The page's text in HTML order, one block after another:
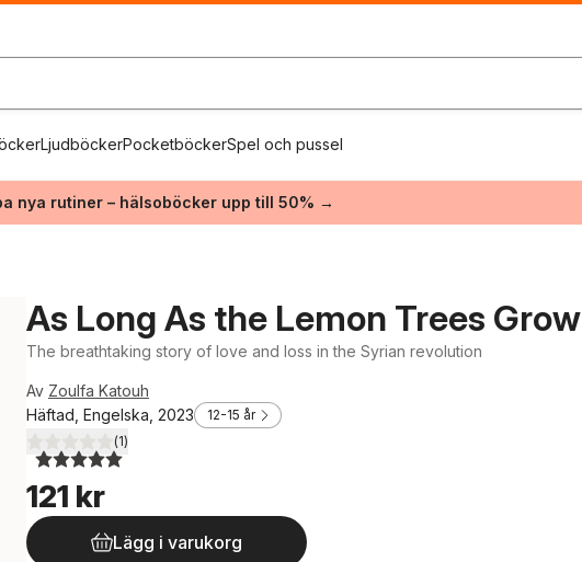
LjudböckerPocketböckerSpel och pussel
nya rutiner – hälsoböcker upp till 50% →
As Long As the Lemon Trees Grow
The breathtaking story of love and loss in the Syrian revolution
Av Zoulfa Katouh
Häftad, Engelska, 2023
12-15 år
5,0utav 5 stjärnor. Totalt antal röster:
(1)
121 kr
Lägg i varukorg